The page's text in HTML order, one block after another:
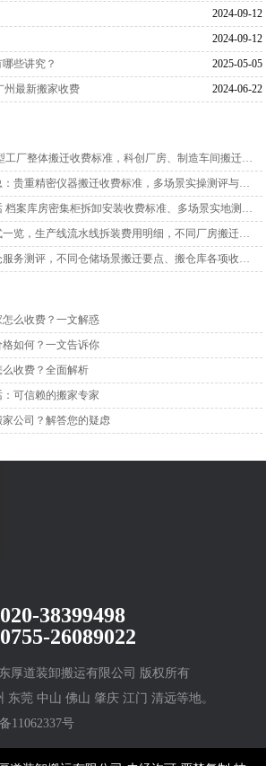
2024-09-12
2024-09-12
2025-05-05
些讲究？
2024-06-22
州最新搬家收费
么收费？一文解惑
如何？一文告诉你
收费？全面解析
可信赖的搬家专家
公司？解答您的疑虑
020-38399498
0755-26089022
厚道装卸搬运有限公司 版权所有
东莞 中山 佛山 肇庆 江门 清远等地。
11062337号